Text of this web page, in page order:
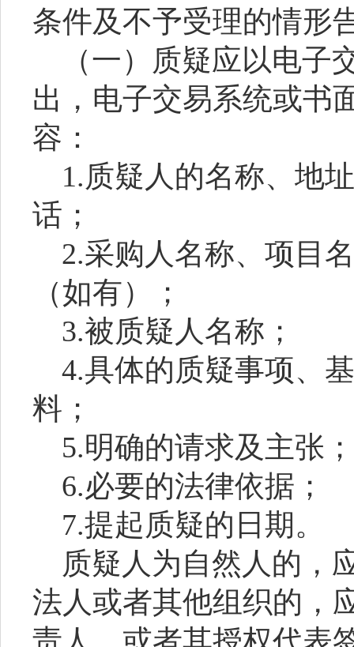
条件及不予受理的情形
（一）质疑应以电
出，电子交易系统或书
容：
1.质疑人的名称、地
话；
2.采购人名称、项目
（如有）；
3.被质疑人名称；
4.具体的质疑事项、
料；
5.明确的请求及主张
6.必要的法律依据；
7.提起质疑的日期。
质疑人为自然人的，
法人或者其他组织的，